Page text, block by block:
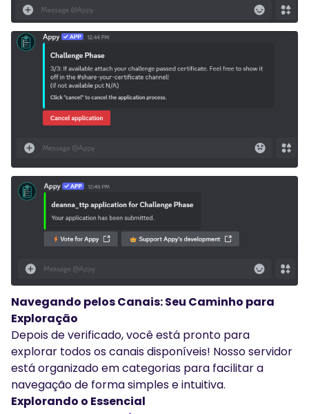
Navegando pelos Canais: Seu Caminho para
Exploração
Depois de verificado, você está pronto para
explorar todos os canais disponíveis! Nosso servidor
está organizado em categorias para facilitar a
navegação de forma simples e intuitiva.
Explorando o Essencial